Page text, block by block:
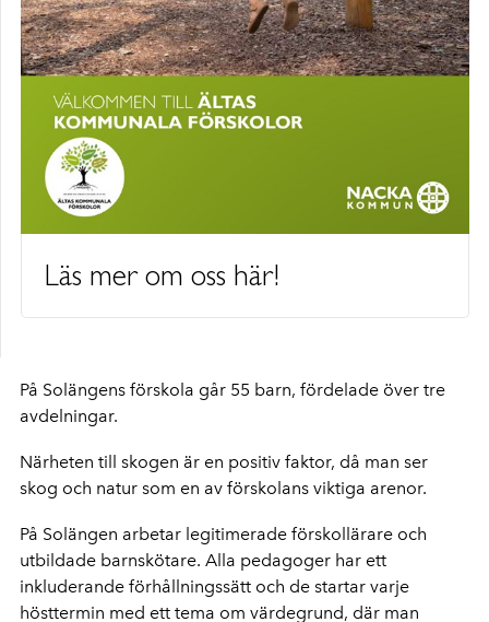
Läs mer om oss här!
På Solängens förskola går 55 barn, fördelade över tre
avdelningar.
Närheten till skogen är en positiv faktor, då man ser
skog och natur som en av förskolans viktiga arenor.
På Solängen arbetar legitimerade förskollärare och
utbildade barnskötare. Alla pedagoger har ett
inkluderande förhållningssätt och de startar varje
hösttermin med ett tema om värdegrund, där man